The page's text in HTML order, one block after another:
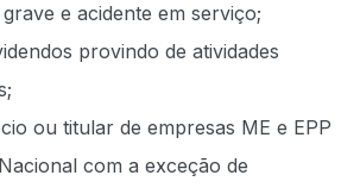
e acidente em serviço;
provindo de atividades
ou titular de empresas ME e EPP
com a exceção de